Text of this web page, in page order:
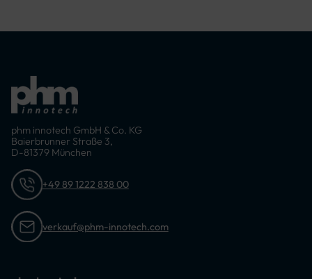
phm innotech GmbH & Co. KG
Baierbrunner Straße 3,
D-81379 München
+49 89 1222 838 00
verkauf@phm-innotech.com